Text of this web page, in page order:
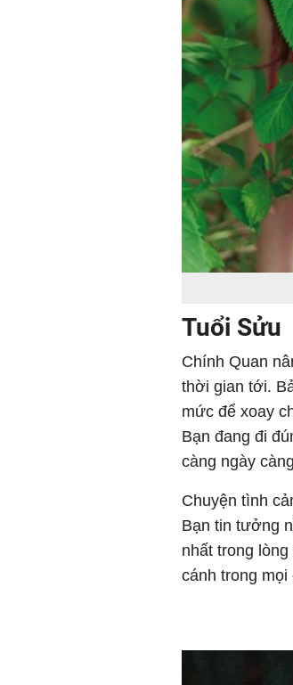
Tuổi Sửu
Chính Quan
thời gian tới.
mức để xoay
Bạn đang đi
càng ngày
Chuyện tình
Bạn tin tưởng
nhất trong
cánh trong mọi